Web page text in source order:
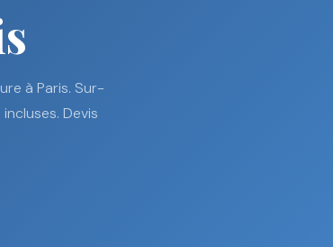
à Paris. Sur-
Devis